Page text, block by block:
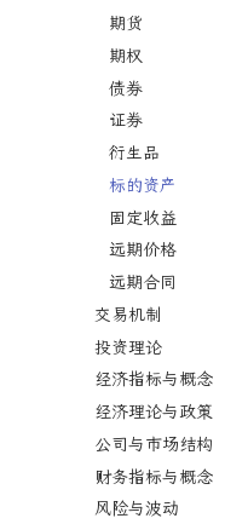
债券市场
外汇市场
外汇
股市
熊市
牛市
纳斯达克
期货
期权
二元期权
卖出期权
VIX期权
债券
债券
国债
国库券
可转换债券
证券
衍生品
标的资产
固定收益
远期价格
远期合同
交易机制
T+1
保证金
保证金交易
交易商
卖空
首次公开募股
投资理论
价值投资
被动投资
多因子模型
有效市场假说
风险投资
经济指标与概念
国内生产总值
国民生产总值
生产者价格指数
通货膨胀
经济理论与政策
宏观经济学
凯恩斯经济学
新自由主义
公司与市场结构
股份公司
有限合伙
财务指标与概念
市盈率
风险与波动